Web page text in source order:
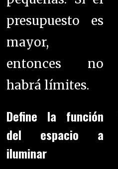
presupuesto es
mayor,
entonces no
habrá límites.
Define la función
del espacio a
iluminar